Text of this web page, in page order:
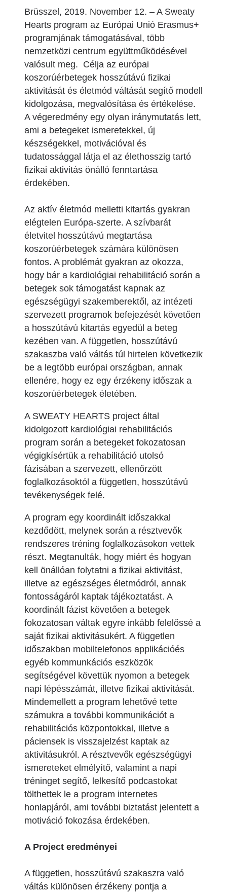
Brüsszel, 2019. November 12. – A Sweaty
Hearts program az Európai Unió Erasmus+
programjának támogatásával, több
nemzetközi centrum együttműködésével
valósult meg. Célja az európai
koszorúérbetegek hosszútávú fizikai
aktivitását és életmód váltását segítő modell
kidolgozása, megvalósítása és értékelése.
A végeredmény egy olyan iránymutatás lett,
ami a betegeket ismeretekkel, új
készségekkel, motivációval és
tudatossággal látja el az élethosszig tartó
fizikai aktivitás önálló fenntartása
érdekében.
Az aktív életmód melletti kitartás gyakran
elégtelen Európa-szerte. A szívbarát
életvitel hosszútávú megtartása
koszorúérbetegek számára különösen
fontos. A problémát gyakran az okozza,
hogy bár a kardiológiai rehabilitáció során a
betegek sok támogatást kapnak az
egészségügyi szakemberektől, az intézeti
szervezett programok befejezését követően
a hosszútávú kitartás egyedül a beteg
kezében van. A független, hosszútávú
szakaszba való váltás túl hirtelen következik
be a legtöbb európai országban, annak
ellenére, hogy ez egy érzékeny időszak a
koszorúérbetegek életében.
A SWEATY HEARTS project által
kidolgozott kardiológiai rehabilitációs
program során a betegeket fokozatosan
végigkísértük a rehabilitáció utolsó
fázisában a szervezett, ellenőrzött
foglalkozásoktól a független, hosszútávú
tevékenységek felé.
A program egy koordinált időszakkal
kezdődött, melynek során a résztvevők
rendszeres tréning foglalkozásokon vettek
részt. Megtanulták, hogy miért és hogyan
kell önállóan folytatni a fizikai aktivitást,
illetve az egészséges életmódról, annak
fontosságáról kaptak tájékoztatást. A
koordinált fázist követően a betegek
fokozatosan váltak egyre inkább felelőssé a
saját fizikai aktivitásukért. A független
időszakban mobiltelefonos applikációés
egyéb kommunkációs eszközök
segítségével követtük nyomon a betegek
napi lépésszámát, illetve fizikai aktivitását.
Mindemellett a program lehetővé tette
számukra a további kommunikációt a
rehabilitációs központokkal, illetve a
páciensek is visszajelzést kaptak az
aktivitásukról. A résztvevők egészségügyi
ismereteket elmélyítő, valamint a napi
tréninget segítő, lelkesítő podcastokat
tölthettek le a program internetes
honlapjáról, ami további biztatást jelentett a
motiváció fokozása érdekében.
A Project eredményei
A független, hosszútávú szakaszra való
váltás különösen érzékeny pontja a